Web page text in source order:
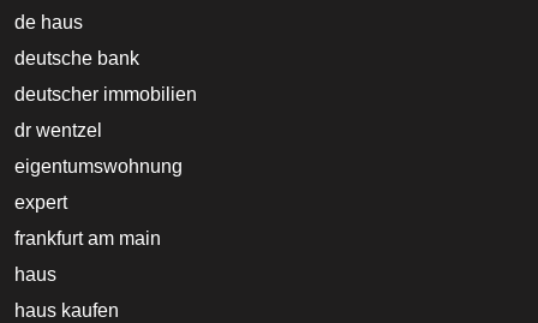
de haus
deutsche bank
deutscher immobilien
dr wentzel
eigentumswohnung
expert
frankfurt am main
haus
haus kaufen